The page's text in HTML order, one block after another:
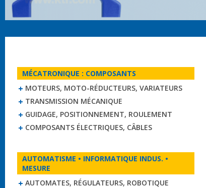
MÉCATRONIQUE : COMPOSANTS
MOTEURS, MOTO-RÉDUCTEURS, VARIATEURS
TRANSMISSION MÉCANIQUE
GUIDAGE, POSITIONNEMENT, ROULEMENT
COMPOSANTS ÉLECTRIQUES, CÂBLES
AUTOMATISME • INFORMATIQUE INDUS. •
MESURE
AUTOMATES, RÉGULATEURS, ROBOTIQUE